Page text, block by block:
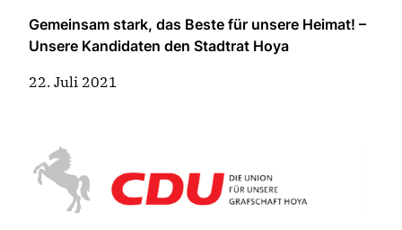
Gemeinsam stark, das Beste für unsere Heimat! –
Unsere Kandidaten den Stadtrat Hoya
22. Juli 2021